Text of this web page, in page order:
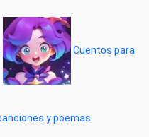
Cuentos para
y poemas